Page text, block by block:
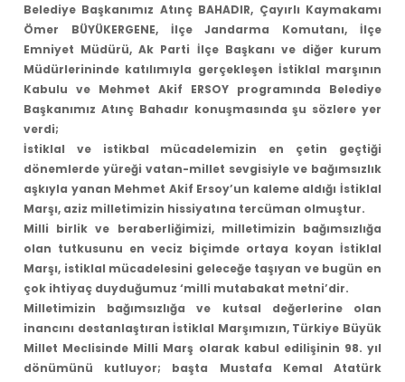
Belediye Başkanımız Atınç BAHADIR, Çayırlı Kaymakamı
Ömer BÜYÜKERGENE, İlçe Jandarma Komutanı, İlçe
Emniyet Müdürü, Ak Parti İlçe Başkanı ve diğer kurum
Müdürlerininde katılımıyla gerçekleşen İstiklal marşının
Kabulu ve Mehmet Akif ERSOY programında Belediye
Başkanımız Atınç Bahadır konuşmasında şu sözlere yer
verdi;
İstiklal ve istikbal mücadelemizin en çetin geçtiği
dönemlerde yüreği vatan-millet sevgisiyle ve bağımsızlık
aşkıyla yanan Mehmet Akif Ersoy’un kaleme aldığı İstiklal
Marşı, aziz milletimizin hissiyatına tercüman olmuştur.
Milli birlik ve beraberliğimizi, milletimizin bağımsızlığa
olan tutkusunu en veciz biçimde ortaya koyan İstiklal
Marşı, istiklal mücadelesini geleceğe taşıyan ve bugün en
çok ihtiyaç duyduğumuz ‘milli mutabakat metni’dir.
Milletimizin bağımsızlığa ve kutsal değerlerine olan
inancını destanlaştıran İstiklal Marşımızın, Türkiye Büyük
Millet Meclisinde Milli Marş olarak kabul edilişinin 98. yıl
dönümünü kutluyor; başta Mustafa Kemal Atatürk